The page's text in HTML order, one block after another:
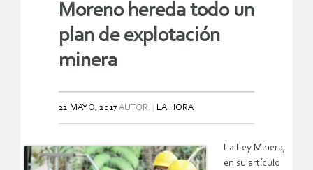
Moreno hereda todo un
plan de explotación
minera
22 MAYO, 2017AUTOR: LA HORA
La Ley Minera,
en su artículo